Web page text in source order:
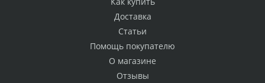
Доставка
Статьи
Помощь покупателю
О магазине
Отзывы